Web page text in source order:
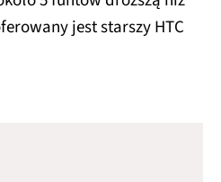
jest starszy HTC